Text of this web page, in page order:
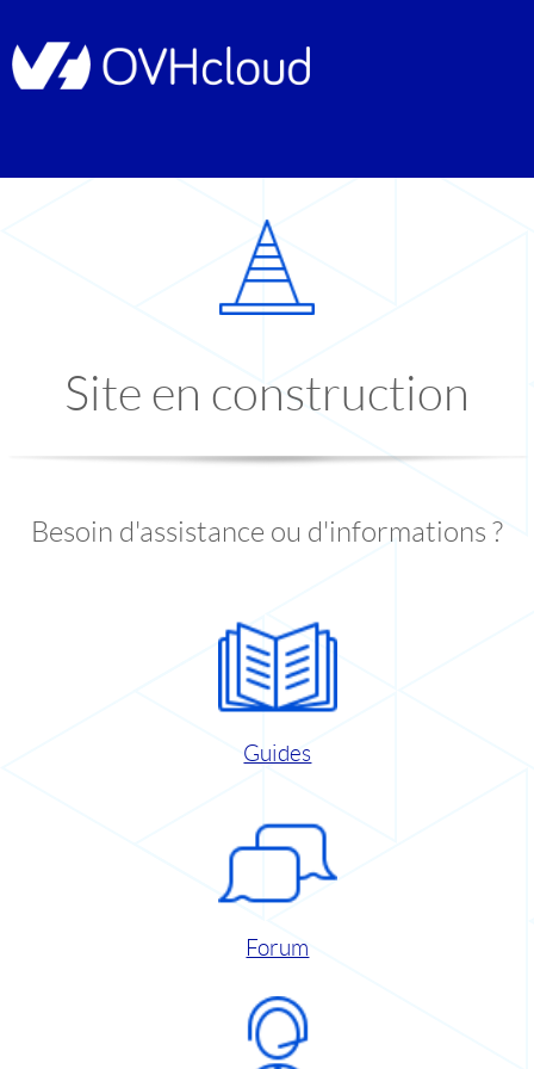
Site en construction
Besoin d'assistance ou d'informations ?
Guides
Forum